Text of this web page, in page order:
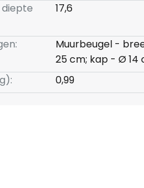
17,6
Muurbeugel -
25 cm; kap - Ø 14
0,99